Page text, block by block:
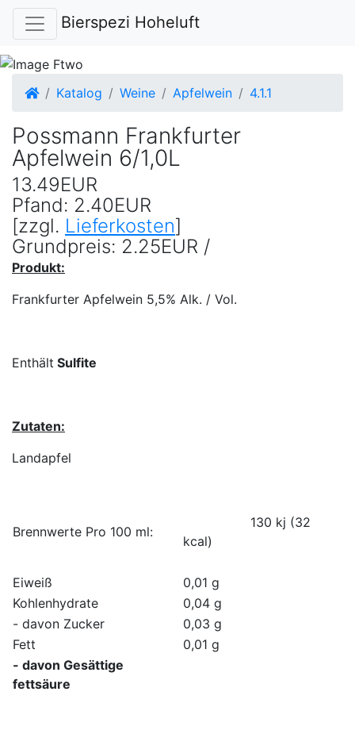
Bierspezi Hoheluft
Startseite
Katalog Weine Apfelwein 4.1.1
Possmann Frankfurter
Apfelwein 6/1,0L
13.49EUR
Pfand: 2.40EUR
[zzgl. Lieferkosten]
Grundpreis: 2.25EUR /
Produkt:
Frankfurter Apfelwein 5,5% Alk. / Vol.
Enthält Sulfite
Zutaten:
Landapfel
Brennwerte Pro 100 ml:
130 kj (32
kcal)
Eiweiß
0,01 g
Kohlenhydrate
0,04 g
- davon Zucker
0,03 g
Fett
0,01 g
- davon Gesättige
fettsäure